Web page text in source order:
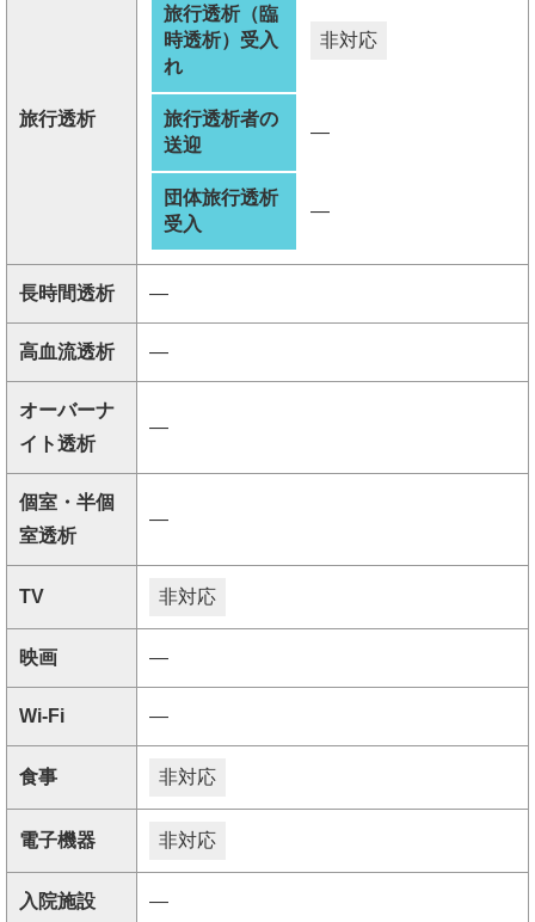
旅行透析
旅行透析（臨
時透析）受入
れ
非対応
旅行透析者の
送迎
―
団体旅行透析
受入
―
長時間透析 ―
高血流透析 ―
オーバーナ
イト透析
―
個室・半個
室透析
―
TV 非対応
映画 ―
Wi-Fi ―
食事 非対応
電子機器 非対応
入院施設 ―